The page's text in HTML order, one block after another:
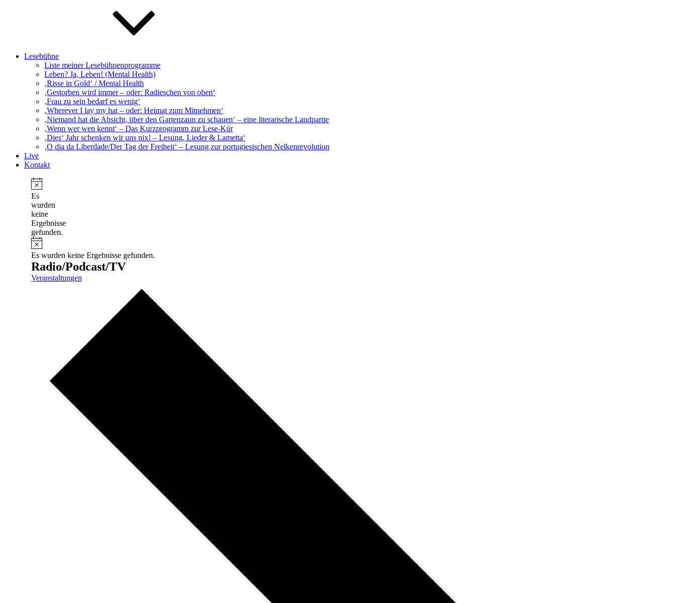
Lesebühne
Liste meiner Lesebühnenprogramme
Leben? Ja, Leben! (Mental Health)
‚Risse in Gold‘ / Mental Health
‚Gestorben wird immer – oder: Radieschen von oben‘
‚Frau zu sein bedarf es wenig‘
‚Wherever I lay my hat – oder: Heimat zum Mitnehmen‘
‚Niemand hat die Absicht, über den Gartenzaun zu schauen‘ – eine literarische Landpartie
‚Wenn wer wen kennt‘ – Das Kurzprogramm zur Lese-Kür
‚Dies‘ Jahr schenken wir uns nix! – Lesung, Lieder & Lametta‘
‚O dia da Liberdade/Der Tag der Freiheit‘ – Lesung zur portugiesischen Nelkenrevolution
Live
Kontakt
Es
wurden
keine
Ergebnisse
gefunden.
Es wurden keine Ergebnisse gefunden.
Radio/Podcast/TV
Veranstaltungen